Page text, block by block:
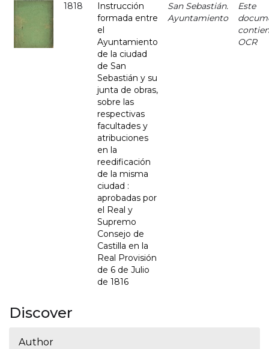
1818
Instrucción
formada entre
el
Ayuntamiento
de la ciudad
de San
Sebastián y su
junta de obras,
sobre las
respectivas
facultades y
atribuciones
en la
reedificación
de la misma
ciudad :
aprobadas por
el Real y
Supremo
Consejo de
Castilla en la
Real Provisión
de 6 de Julio
de 1816
San Sebastián.
Ayuntamiento
Este
OCR
Discover
Author